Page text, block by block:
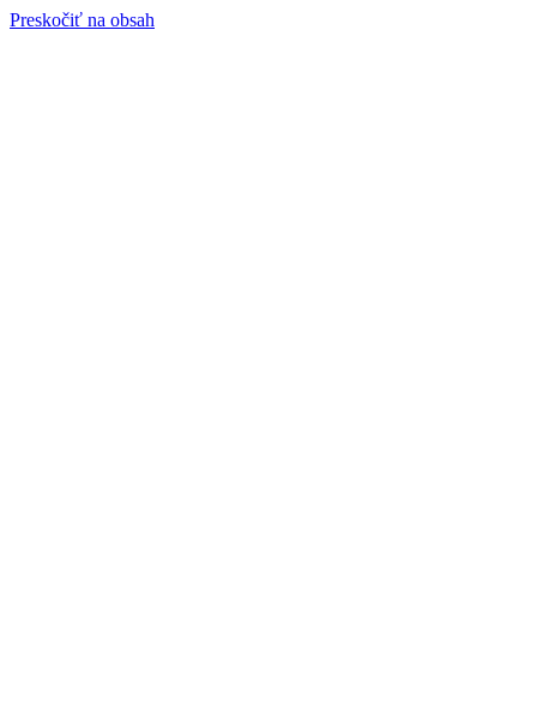
Preskočiť na obsah